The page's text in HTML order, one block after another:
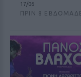
17/06
ΠΡΙΝ 8